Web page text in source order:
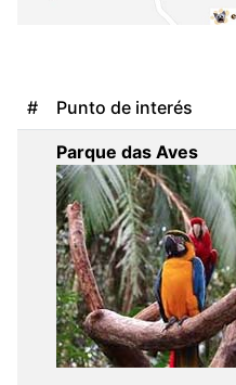
# Punto de interés
Parque das Aves